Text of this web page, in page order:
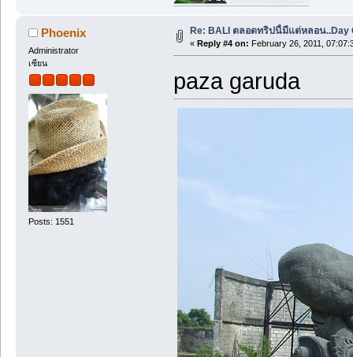
Phoenix
Administrator
เซียน
Posts: 1551
Re: BALI ตลอดทริปนี้มีแต่หลอน..Day
« Reply #4 on: February 26, 2011,
paza garuda